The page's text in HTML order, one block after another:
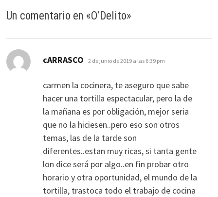
Un comentario en «O’Delito»
cARRASCO dice:
2 de junio de 2019 a las 6:39 pm
carmen la cocinera, te aseguro que sabe
hacer una tortilla espectacular, pero la de
la mañana es por obligación, mejor seria
que no la hiciesen..pero eso son otros
temas, las de la tarde son
diferentes..estan muy ricas, si tanta gente
lon dice será por algo..en fin probar otro
horario y otra oportunidad, el mundo de la
tortilla, trastoca todo el trabajo de cocina